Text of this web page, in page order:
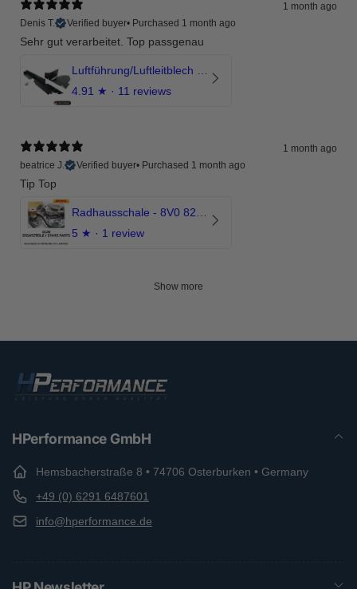
1 month ago
Denis T.
Verified buyer• Purchased 1 month ago
Sehr gut verarbeitet. Top passgenau
4.91 ★ · 11 reviews
1 month ago
beatrice J.
Verified buyer• Purchased 1 month ago
Tip Top
5 ★ · 1 review
Show more
HPerformance GmbH
Hemsbacherstraße 8 • 74706 Osterburken • Germany
+49 (0) 6291 6487601
info@hperformance.de